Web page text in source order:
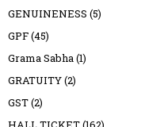
GENUINENESS (5)
GPF(45)
Grama Sabha(1)
GRATUITY(2)
GST(2)